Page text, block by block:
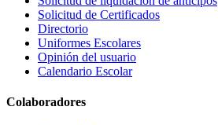
Solicitud de Certificados
Directorio
Uniformes Escolares
Opinión del usuario
Calendario Escolar
Colaboradores